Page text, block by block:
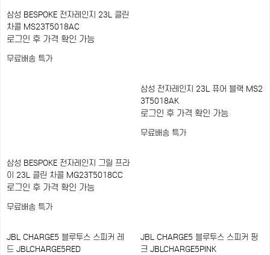
삼성 BESPOKE 전자레인지 23L 클린
차콜 MS23T5018AC
로그인 후 가격 확인 가능
무료배송 특가
삼성 전자레인지 23L 퓨어 블랙 MS2
3T5018AK
로그인 후 가격 확인 가능
무료배송 특가
삼성 BESPOKE 전자레인지 그릴 프라
이 23L 클린 차콜 MG23T5018CC
로그인 후 가격 확인 가능
무료배송 특가
JBL CHARGE5 블루투스 스피커 핑
크 JBLCHARGE5PINK
JBL CHARGE5 블루투스 스피커 레
드 JBLCHARGE5RED